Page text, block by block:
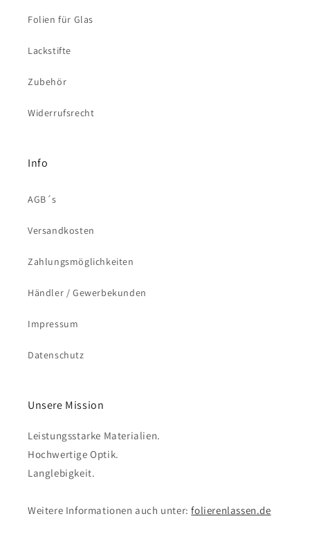
Folien für Glas
Lackstifte
Zubehör
Widerrufsrecht
Info
AGB´s
Versandkosten
Zahlungsmöglichkeiten
Händler / Gewerbekunden
Impressum
Datenschutz
Unsere Mission
Leistungsstarke Materialien.
Hochwertige Optik.
Langlebigkeit.
Weitere Informationen auch unter:folierenlassen.de